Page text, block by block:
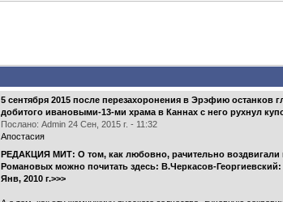
5 сентября 2015 после перезахоронения в Эрэфию
добитого ивановыми-13-ми храма в Каннах с него рухнул
Послано: Admin 24 Сен, 2015 г. - 11:32
Апостасия
РЕДАКЦИЯ МИТ: О том, как любовно, рачительно воздвигали
Романовых можно почитать здесь: В.Черкасов-
Янв, 2010 г.>>>